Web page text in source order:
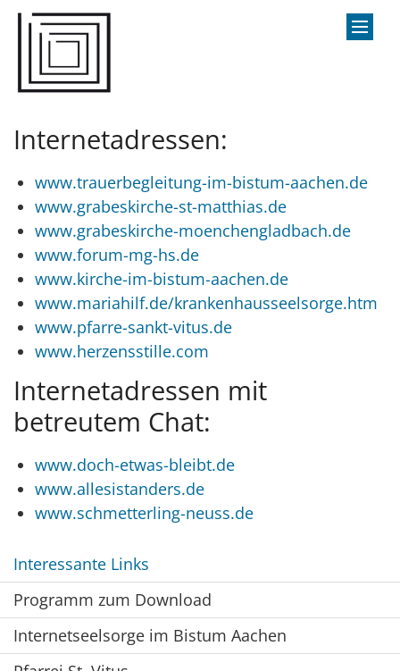
Zum Inhalt springen
Internetadressen:
www.trauerbegleitung-im-bistum-aachen.de
www.grabeskirche-st-matthias.de
www.grabeskirche-moenchengladbach.de
www.forum-mg-hs.de
www.kirche-im-bistum-aachen.de
www.mariahilf.de/krankenhausseelsorge.htm
www.pfarre-sankt-vitus.de
www.herzensstille.com
Internetadressen mit
betreutem Chat:
www.doch-etwas-bleibt.de
www.allesistanders.de
www.schmetterling-neuss.de
Interessante Links
Programm zum Download
Internetseelsorge im Bistum Aachen